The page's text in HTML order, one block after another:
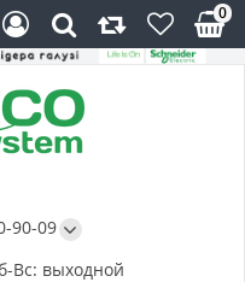
90-09
Вс: выходной
0